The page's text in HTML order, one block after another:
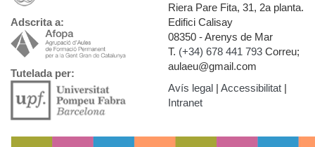
Adscrita a:
Tutelada per:
Riera Pare Fita, 31, 2a planta.
Edifici Calisay
08350 - Arenys de Mar
T. (+34) 678 441 793 Correu;
aulaeu@gmail.com
Avís legal | Accessibilitat |
Intranet